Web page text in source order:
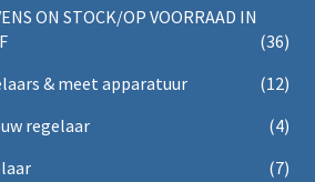
ON STOCK/OP VOORRAAD IN
(36)
& meet apparatuur
(12)
regelaar
(4)
(7)